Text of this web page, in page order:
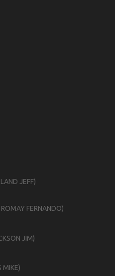
JEFF)
FERNANDO)
JIM)
MIKE)